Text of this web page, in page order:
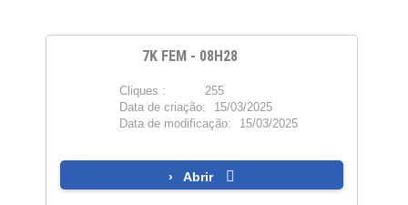
7K FEM - 08H28
Cliques :
255
Data de criação:
15/03/2025
Data de modificação:
15/03/2025
Abrir